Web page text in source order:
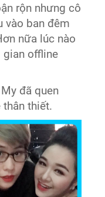
rộn nhưng cô
vào ban đêm
nữa lúc nào
gian offline
đã quen
thiết.